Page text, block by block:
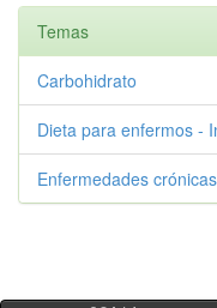
Temas
Carbohidrato
Dieta para enfermos -
Enfermedades crónicas